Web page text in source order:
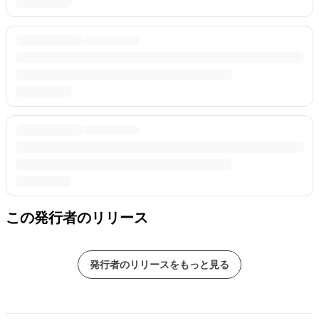
この発行者のリリース
発行者のリリースをもっと見る